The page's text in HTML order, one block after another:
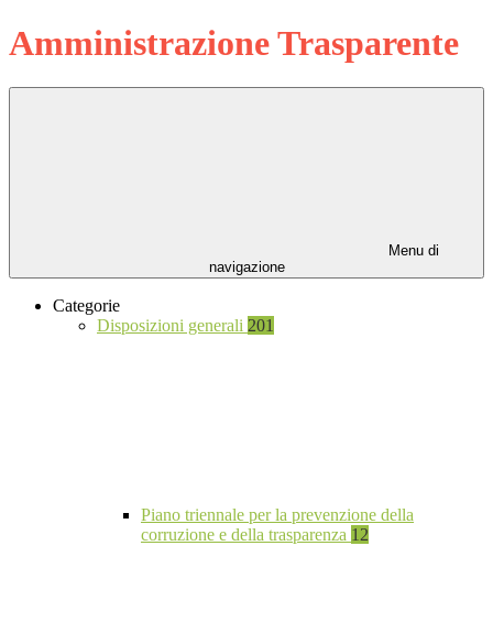
Amministrazione Trasparente
Menu di
navigazione
Categorie
Disposizioni generali 201
Piano triennale per la prevenzione della
corruzione e della trasparenza 12